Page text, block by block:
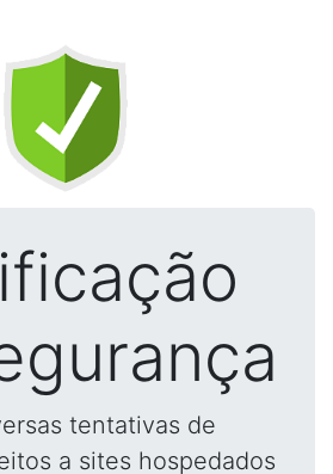
tentativas de
a sites hospedados